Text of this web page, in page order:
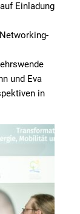
Einladung
und Eva
in